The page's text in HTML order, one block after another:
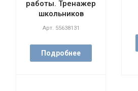
работы. Тренажер
школьников
Арт. 55638131
Подробнее